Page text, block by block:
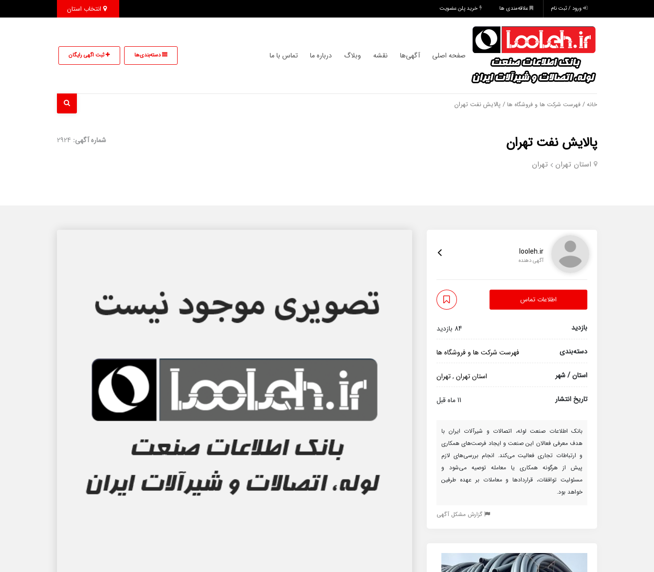
ورود / ثبت نام علاقه‌مندی ها خرید پلن عضویت
صفحه اصلی آگهی‌ها نقشه وبلاگ درباره ما تماس با ما دسته‌بندی‌ها ثبت اگهی رایگان
خانه / فهرست شرکت ها و فروشگاه ها / پالایش نفت تهران
پالایش نفت تهران
استان تهران تهران
شماره آگهی: 2924
looleh.ir
آگهی دهنده
اطلاعات تماس
بازدید 84 بازدید
دسته‌بندی فهرست شرکت ها و فروشگاه ها
استان / شهر استان تهران ,تهران
تاریخ انتشار 11 ماه قبل
بانک اطلاعات صنعت لوله، اتصالات و شیرآلات ایران با
هدف معرفی فعالان این صنعت و ایجاد فرصت‌های همکاری
و ارتباطات تجاری فعالیت می‌کند. انجام بررسی‌های لازم
پیش از هرگونه همکاری یا معامله توصیه می‌شود و
مسئولیت توافقات، قراردادها و معاملات بر عهده طرفین
خواهد بود.
گزارش مشکل آگهی